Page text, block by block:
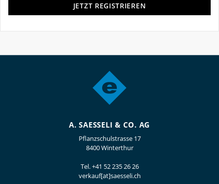
JETZT REGISTRIEREN
A. SAESSELI & CO. AG
Pflanzschulstrasse 17
8400 Winterthur
Tel.+41 52 235 26 26
verkauf[at]saesseli.ch